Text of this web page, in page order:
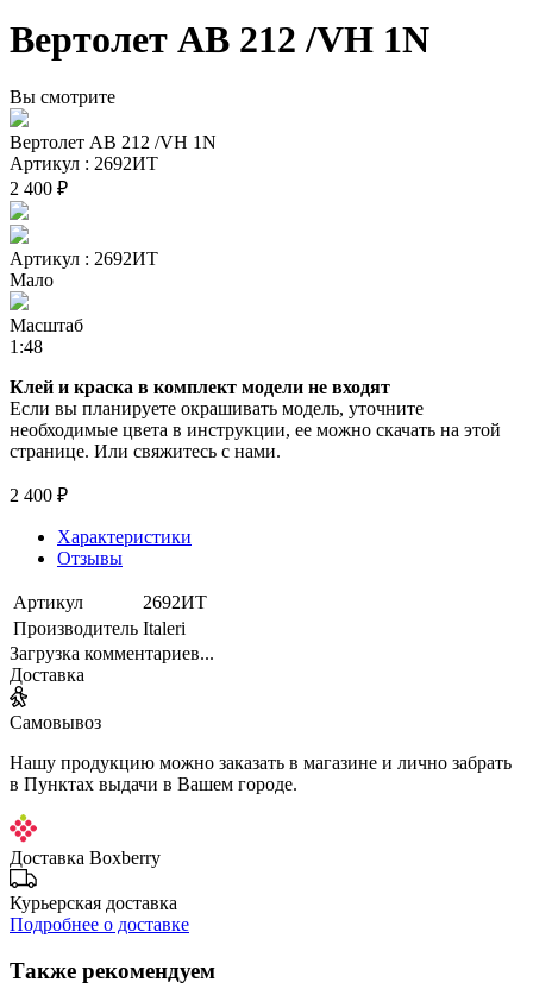
Вертолет АВ 212 /VH 1N
Вы смотрите
Вертолет АВ 212 /VH 1N
Артикул : 2692ИТ
2 400 ₽
Артикул : 2692ИТ
Мало
Масштаб
1:48
Клей и краска в комплект модели не входят
Если вы планируете окрашивать модель, уточните
необходимые цвета в инструкции, ее можно скачать на этой
странице. Или свяжитесь с нами.
2 400 ₽
Характеристики
Отзывы
Артикул
2692ИТ
Производитель Italeri
Загрузка комментариев...
Доставка
Самовывоз
Нашу продукцию можно заказать в магазине и лично забрать
в Пунктах выдачи в Вашем городе.
Доставка Boxberry
Курьерская доставка
Подробнее о доставке
Также рекомендуем